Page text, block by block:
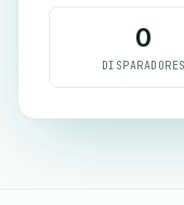
0
DISPARADORES